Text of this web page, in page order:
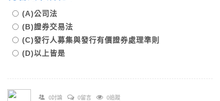
(A)公司法
(B)證券交易法
(C)發行人募集與發行有價證券處理準則
(D)以上皆是
0討論 0留言 0追蹤